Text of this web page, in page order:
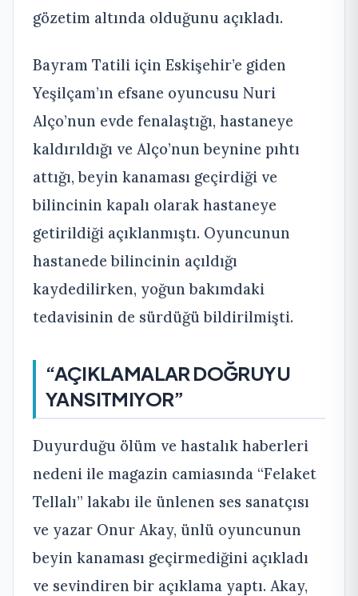
gözetim altında olduğunu açıkladı.
Bayram Tatili için Eskişehir’e giden
Yeşilçam’ın efsane oyuncusu Nuri
Alço’nun evde fenalaştığı, hastaneye
kaldırıldığı ve Alço’nun beynine pıhtı
attığı, beyin kanaması geçirdiği ve
bilincinin kapalı olarak hastaneye
getirildiği açıklanmıştı. Oyuncunun
hastanede bilincinin açıldığı
kaydedilirken, yoğun bakımdaki
tedavisinin de sürdüğü bildirilmişti.
“AÇIKLAMALAR DOĞRUYU
YANSITMIYOR”
Duyurduğu ölüm ve hastalık haberleri
nedeni ile magazin camiasında “Felaket
Tellalı” lakabı ile ünlenen ses sanatçısı
ve yazar Onur Akay, ünlü oyuncunun
beyin kanaması geçirmediğini açıkladı
ve sevindiren bir açıklama yaptı. Akay,